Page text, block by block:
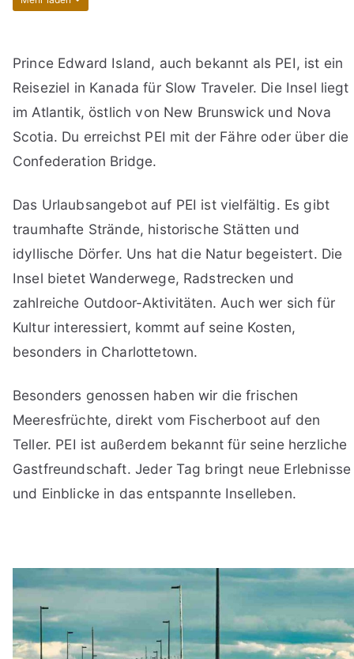
Prince Edward Island, auch bekannt als PEI, ist ein
Reiseziel in Kanada für Slow Traveler. Die Insel liegt
im Atlantik, östlich von New Brunswick und Nova
Scotia. Du erreichst PEI mit der Fähre oder über die
Confederation Bridge.
Das Urlaubsangebot auf PEI ist vielfältig. Es gibt
traumhafte Strände, historische Stätten und
idyllische Dörfer. Uns hat die Natur begeistert. Die
Insel bietet Wanderwege, Radstrecken und
zahlreiche Outdoor-Aktivitäten. Auch wer sich für
Kultur interessiert, kommt auf seine Kosten,
besonders in Charlottetown.
Besonders genossen haben wir die frischen
Meeresfrüchte, direkt vom Fischerboot auf den
Teller. PEI ist außerdem bekannt für seine herzliche
Gastfreundschaft. Jeder Tag bringt neue Erlebnisse
und Einblicke in das entspannte Inselleben.